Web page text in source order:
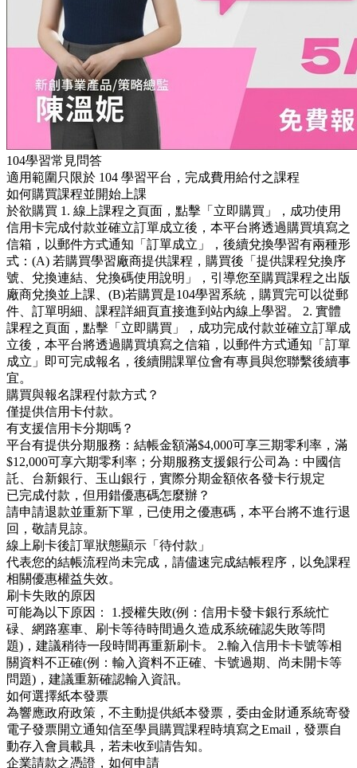
104學習常見問答
適用範圍只限於 104 學習平台，完成費用給付之課程
如何購買課程並開始上課
於欲購買 1. 線上課程之頁面，點擊「立即購買」，成功使用
信用卡完成付款並確立訂單成立後，本平台將透過購買填寫之
信箱，以郵件方式通知「訂單成立」，後續兌換學習有兩種形
式：(A) 若購買學習廠商提供課程，購買後「提供課程兌換序
號、兌換連結、兌換碼使用說明」，引導您至購買課程之出版
廠商兌換並上課、(B)若購買是104學習系統，購買完可以從郵
件、訂單明細、課程詳細頁直接進到站內線上學習。 2. 實體
課程之頁面，點擊「立即購買」，成功完成付款並確立訂單成
立後，本平台將透過購買填寫之信箱，以郵件方式通知「訂單
成立」即可完成報名，後續開課單位會有專員與您聯繫後續事
宜。
購買與報名課程付款方式？
僅提供信用卡付款。
有支援信用卡分期嗎？
平台有提供分期服務：結帳金額滿$4,000可享三期零利率，滿
$12,000可享六期零利率；分期服務支援銀行公司為：中國信
託、台新銀行、玉山銀行，實際分期金額依各發卡行規定
已完成付款，但用錯優惠碼怎麼辦？
請申請退款並重新下單，已使用之優惠碼，本平台將不進行退
回，敬請見諒。
線上刷卡後訂單狀態顯示「待付款」
代表您的結帳流程尚未完成，請儘速完成結帳程序，以免課程
相關優惠權益失效。
刷卡失敗的原因
可能為以下原因： 1.授權失敗(例：信用卡發卡銀行系統忙
碌、網路塞車、刷卡等待時間過久造成系統確認失敗等問
題)，建議稍待一段時間再重新刷卡。 2.輸入信用卡卡號等相
關資料不正確(例：輸入資料不正確、卡號過期、尚未開卡等
問題)，建議重新確認輸入資訊。
如何選擇紙本發票
為響應政府政策，不主動提供紙本發票，委由金財通系統寄發
電子發票開立通知信至學員購買課程時填寫之Email，發票自
動存入會員載具，若未收到請告知。
企業請款之憑證，如何申請